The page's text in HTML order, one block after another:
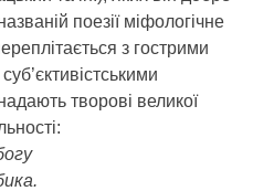
поезії міфологічне
з гострими
творові великої